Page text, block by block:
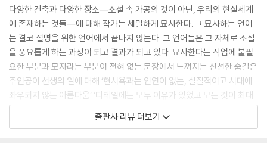
하지만 어디까지나 이 소설이 가장 매력적인 부분은 자신의 스타일을 지켜
가는 무라이 사무소 사람들이다. 경쟁입찰에 참여했다지만 사무소의 분위
기는 부산하지 않다. 업무는 체계적으로 나뉘어져 있고, 갑작스럽게 떨어
지는 지시도 없다. 저마다 자신의 페이스를 유지한 채 사무소는 돌아간다.
신입사원에게 알려주는 것도 실무라기 보다는 사무소의 철학이나 원칙이
다. 어떤 건축이 좋은 건축인지, 건축이 사람에 관해 어디까지 고려해야 하
는 지에 관한 대화가 이뤄진다. 사각사각 연필 깎는 소리만 들리고, 환한 햇
살이 유리창으로 쏟아지다 슬며시 물러나고, 창 밖으로는 푸른 나무와 정
거든.” 우스갯소리를 하듯 말했다. “침대와 벽 사이는 말이야. 한밤에 잠이
깨서 화장실에 갈 때, 한 손을 가볍게 내밀면 바로 닿을 만한 거리가 좋아.
캄캄해도 벽을 따라서 문까지 갈 수 있고 말이지. 다이닝 키친의 경우, 요리
하는 냄새가 좋은 것은 식사하기 전까지만이고 식사가 끝나면 바로 싫어지
지. 주방의 천장높이와 가스풍로, 환기통 위치가 냄새를 컨트롤하는 결정
적인 수단이야.” 장인이 전달하는 비법 비슷했다.
--- pp.19-21
‘숲의 화장터’가 완성된 것은 1940년의 일이었다. 아스플룬드는 쉰다섯이
다양한 건축과 다양한 장소―소설 속 가공의 것이 아닌, 우리의 현실세계
에 존재하는 것들―에 대해 작가는 세밀하게 묘사한다. 그 묘사하는 언어
는 결코 설명을 위한 언어에서 끝나지 않는다. 그 언어들은 그 자체로 소설
을 풍요롭게 하는 과정이 되고 결과가 되고 있다. 묘사한다는 작업에 불필
요한 부분과 모자라는 부분이 전혀 없는 문장에서 느껴지는 신선한 숨결은
주인공이 선생의 일에 대해 ‘현시욕과는 인연이 없는, 실질적이고 시대에
좌우되지 않는 아름다움’ ‘디테일에는 모두 이유가 있었고 모든 것이 최대
한 합리적으로 작동하고 있었다’라고 표현한 것이 그대로 작가 자신의 지
향점이 되고 있음을 일러준다. 사용된 언어는 하나하나 우리 눈에 익숙한
출판사 리뷰 더보기